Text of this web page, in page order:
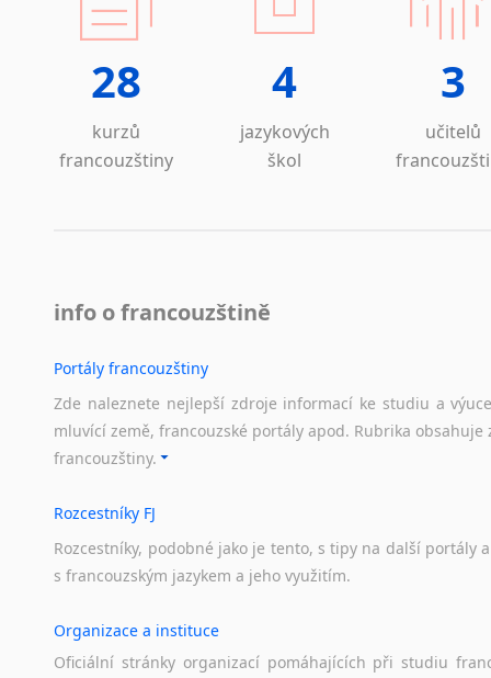
28
kurzů
francouzštiny
4
jazykových
škol
3
učitelů
info o francouzštině
Portály francouzštiny
Zde naleznete nejlepší zdroje informací ke studiu a
mluvící země, francouzské portály apod. Rubrika
francouzštiny.
Rozcestníky FJ
Rozcestníky, podobné jako je tento, s tipy na další portály a
s francouzským jazykem a jeho využitím.
Organizace a instituce
Oficiální stránky organizací pomáhajících při studiu